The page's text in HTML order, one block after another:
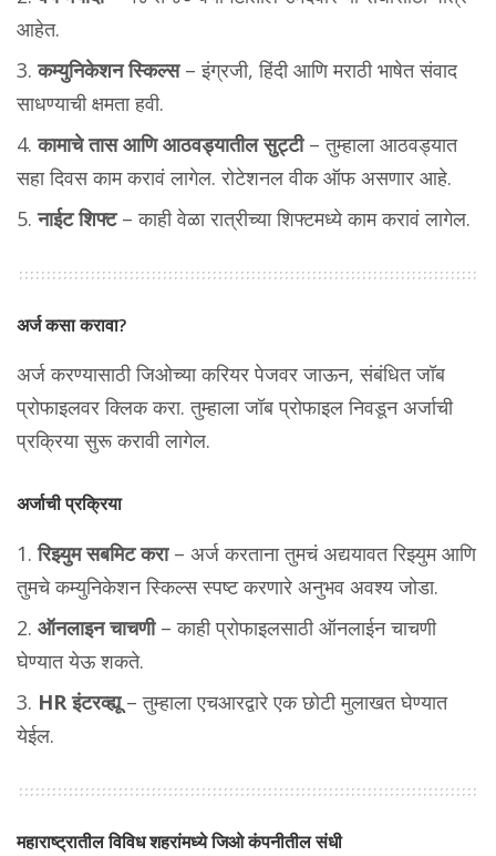
आहेत.
कम्युनिकेशन स्किल्स– इंग्रजी, हिंदी आणि मराठी भाषेत संवाद
साधण्याची क्षमता हवी.
कामाचे तास आणि आठवड्यातील सुट्टी– तुम्हाला आठवड्यात
सहा दिवस काम करावं लागेल. रोटेशनल वीक ऑफ असणार आहे.
नाईट शिफ्ट– काही वेळा रात्रीच्या शिफ्टमध्ये काम करावं लागेल.
अर्ज कसा करावा?
अर्ज करण्यासाठी जिओच्या करियर पेजवर जाऊन, संबंधित जॉब
प्रोफाइलवर क्लिक करा. तुम्हाला जॉब प्रोफाइल निवडून अर्जाची
प्रक्रिया सुरू करावी लागेल.
अर्जाची प्रक्रिया
रिझ्युम सबमिट करा– अर्ज करताना तुमचं अद्ययावत रिझ्युम आणि
तुमचे कम्युनिकेशन स्किल्स स्पष्ट करणारे अनुभव अवश्य जोडा.
ऑनलाइन चाचणी– काही प्रोफाइलसाठी ऑनलाईन चाचणी
घेण्यात येऊ शकते.
HR इंटरव्ह्यू– तुम्हाला एचआरद्वारे एक छोटी मुलाखत घेण्यात
येईल.
महाराष्ट्रातील विविध शहरांमध्ये जिओ कंपनीतील संधी